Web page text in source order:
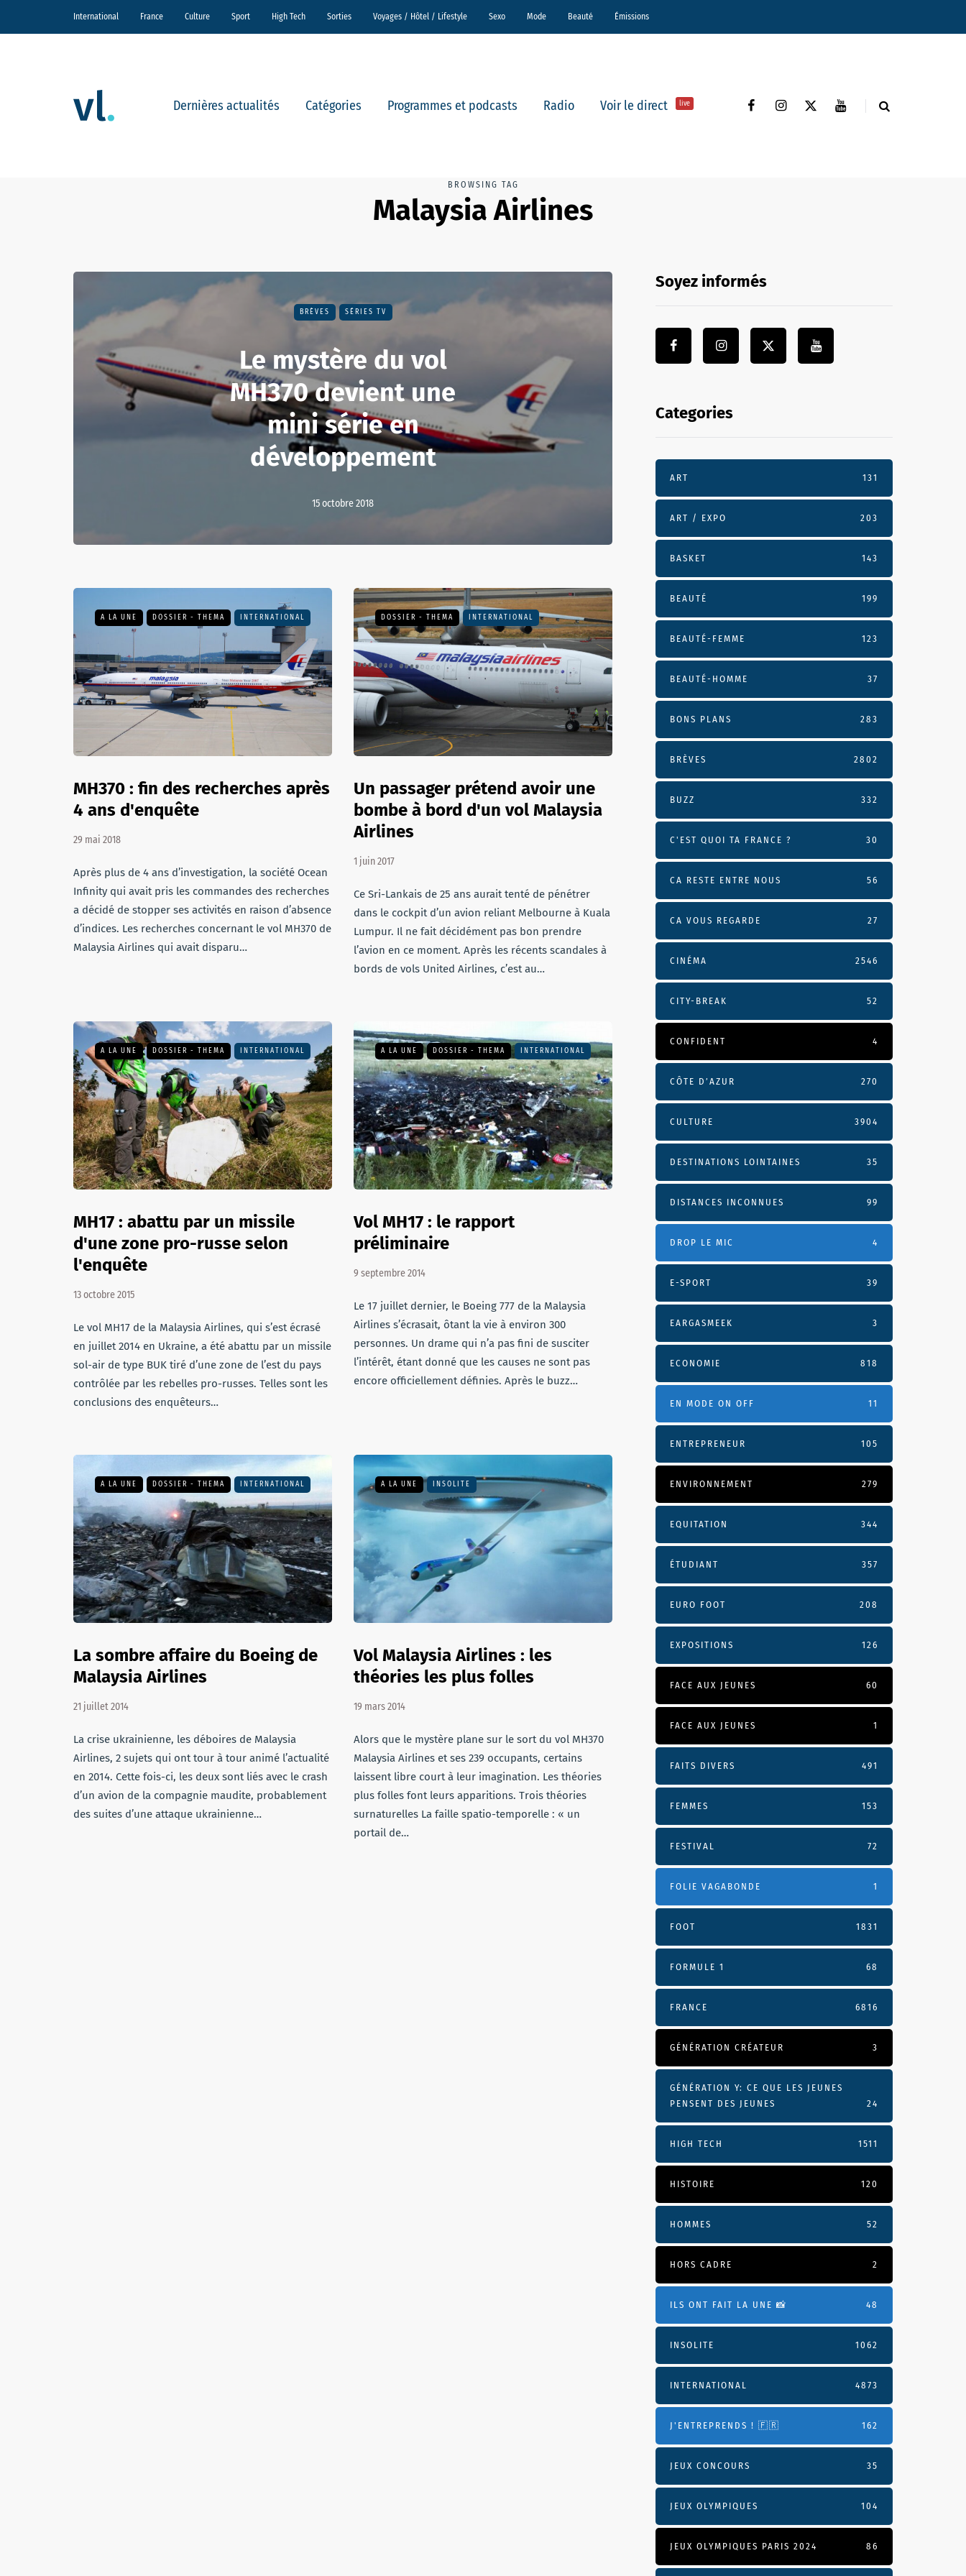
International France Culture Sport High Tech Sorties Voyages / Hôtel / Lifestyle Sexo Mode Beauté Émissions
Dernières actualités Catégories Programmes et podcasts Radio Voir le direct live
BROWSING TAG
Malaysia Airlines
BRÈVES SÉRIES TV
Le mystère du vol
MH370 devient une
mini série en
développement
15 octobre 2018
A LA UNE DOSSIER - THEMA INTERNATIONAL
MH370 : fin des recherches après
4 ans d'enquête
29 mai 2018
Après plus de 4 ans d’investigation, la société Ocean
Infinity qui avait pris les commandes des recherches
a décidé de stopper ses activités en raison d’absence
d’indices. Les recherches concernant le vol MH370 de
Malaysia Airlines qui avait disparu…
DOSSIER - THEMA INTERNATIONAL
Un passager prétend avoir une
bombe à bord d'un vol Malaysia
Airlines
1 juin 2017
Ce Sri-Lankais de 25 ans aurait tenté de pénétrer
dans le cockpit d’un avion reliant Melbourne à Kuala
Lumpur. Il ne fait décidément pas bon prendre
l’avion en ce moment. Après les récents scandales à
bords de vols United Airlines, c’est au…
A LA UNE DOSSIER - THEMA INTERNATIONAL
MH17 : abattu par un missile
d'une zone pro-russe selon
l'enquête
13 octobre 2015
Le vol MH17 de la Malaysia Airlines, qui s’est écrasé
en juillet 2014 en Ukraine, a été abattu par un missile
sol-air de type BUK tiré d’une zone de l’est du pays
contrôlée par les rebelles pro-russes. Telles sont les
conclusions des enquêteurs…
A LA UNE DOSSIER - THEMA INTERNATIONAL
Vol MH17 : le rapport
préliminaire
9 septembre 2014
Le 17 juillet dernier, le Boeing 777 de la Malaysia
Airlines s’écrasait, ôtant la vie à environ 300
personnes. Un drame qui n’a pas fini de susciter
l’intérêt, étant donné que les causes ne sont pas
encore officiellement définies. Après le buzz…
A LA UNE DOSSIER - THEMA INTERNATIONAL
La sombre affaire du Boeing de
Malaysia Airlines
21 juillet 2014
La crise ukrainienne, les déboires de Malaysia
Airlines, 2 sujets qui ont tour à tour animé l’actualité
en 2014. Cette fois-ci, les deux sont liés avec le crash
d’un avion de la compagnie maudite, probablement
des suites d’une attaque ukrainienne…
A LA UNE INSOLITE
Vol Malaysia Airlines : les
théories les plus folles
19 mars 2014
Alors que le mystère plane sur le sort du vol MH370
Malaysia Airlines et ses 239 occupants, certains
laissent libre court à leur imagination. Les théories
plus folles font leurs apparitions. Trois théories
surnaturelles La faille spatio-temporelle : « un
portail de…
Soyez informés
Categories
ART 131
ART / EXPO 203
BASKET 143
BEAUTÉ 199
BEAUTÉ-FEMME 123
BEAUTÉ-HOMME 37
BONS PLANS 283
BRÈVES 2802
BUZZ 332
C'EST QUOI TA FRANCE ? 30
CA RESTE ENTRE NOUS 56
CA VOUS REGARDE 27
CINÉMA 2546
CITY-BREAK 52
CONFIDENT 4
CÔTE D’AZUR 270
CULTURE 3904
DESTINATIONS LOINTAINES 35
DISTANCES INCONNUES 99
DROP LE MIC 4
E-SPORT 39
EARGASMEEK 3
ECONOMIE 818
EN MODE ON OFF 11
ENTREPRENEUR 105
ENVIRONNEMENT 279
EQUITATION 344
ÉTUDIANT 357
EURO FOOT 208
EXPOSITIONS 126
FACE AUX JEUNES 60
FACE AUX JEUNES 1
FAITS DIVERS 491
FEMMES 153
FESTIVAL 72
FOLIE VAGABONDE 1
FOOT 1831
FORMULE 1 68
FRANCE 6816
GÉNÉRATION CRÉATEUR 3
GÉNÉRATION Y: CE QUE LES JEUNES
PENSENT DES JEUNES
24
HIGH TECH 1511
HISTOIRE 120
HOMMES 52
HORS CADRE 2
ILS ONT FAIT LA UNE 📸 48
INSOLITE 1062
INTERNATIONAL 4873
J'ENTREPRENDS ! 🇫🇷 162
JEUX CONCOURS 35
JEUX OLYMPIQUES 104
JEUX OLYMPIQUES PARIS 2024 86